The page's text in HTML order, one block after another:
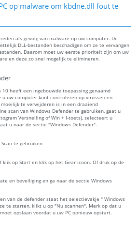
op malware om kbdne.dll fout te
als gevolg van malware op uw computer. De
DLL-bestanden beschadigen om ze te vervangen
Daarom moet uw eerste prioriteit zijn om uw
en deze zo snel mogelijk te elimineren.
10 heeft een ingebouwde toepassing genaamd
u uw computer kunt controleren op virussen en
te verwijderen is in een draaiend
scan van Windows Defender te gebruiken, gaat u
Versnelling of Win + I-toets), selecteert u
u naar de sectie "Windows Defender".
te gebruiken
klik op Start en klik op het Gear icoon. Of druk op de
en beveiliging en ga naar de sectie Windows
van de defender staat het selectievakje " Windows
te starten, klikt u op "Nu scannen". Merk op dat u
opslaan voordat u uw PC opnieuw opstart.